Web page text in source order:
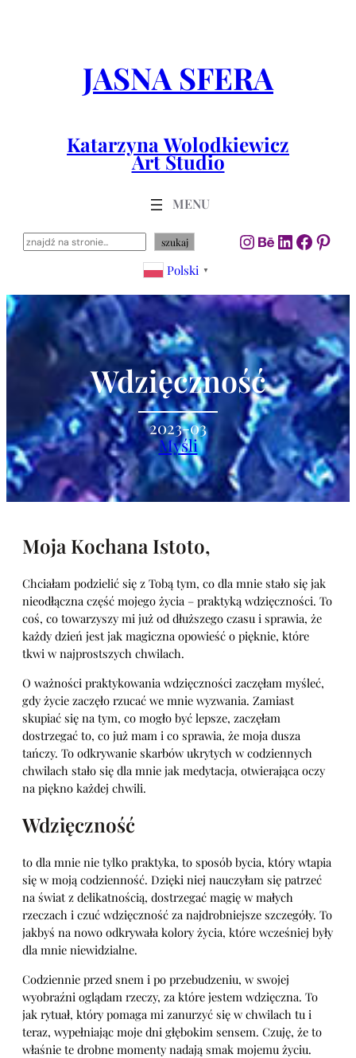
JASNA SFERA
Katarzyna Wolodkiewicz
Art Studio
Szukaj szukaj Instagram
Behance
LinkedIn
Polski ▼
Wdzięczność
2023-03
Myśli
Moja Kochana Istoto,
Chciałam podzielić się z Tobą tym, co dla mnie stało się jak
nieodłączna część mojego życia – praktyką wdzięczności. To
coś, co towarzyszy mi już od dłuższego czasu i sprawia, że
każdy dzień jest jak magiczna opowieść o pięknie, które
tkwi w najprostszych chwilach.
O ważności praktykowania wdzięczności zaczęłam myśleć,
gdy życie zaczęło rzucać we mnie wyzwania. Zamiast
skupiać się na tym, co mogło być lepsze, zaczęłam
dostrzegać to, co już mam i co sprawia, że moja dusza
tańczy. To odkrywanie skarbów ukrytych w codziennych
chwilach stało się dla mnie jak medytacja, otwierająca oczy
na piękno każdej chwili.
Wdzięczność
to dla mnie nie tylko praktyka, to sposób bycia, który wtapia
się w moją codzienność. Dzięki niej nauczyłam się patrzeć
na świat z delikatnością, dostrzegać magię w małych
rzeczach i czuć wdzięczność za najdrobniejsze szczegóły. To
jakbyś na nowo odkrywała kolory życia, które wcześniej były
dla mnie niewidzialne.
Codziennie przed snem i po przebudzeniu, w swojej
wyobraźni oglądam rzeczy, za które jestem wdzięczna. To
jak rytuał, który pomaga mi zanurzyć się w chwilach tu i
teraz, wypełniając moje dni głębokim sensem. Czuję, że to
właśnie te drobne momenty nadają smak mojemu życiu.